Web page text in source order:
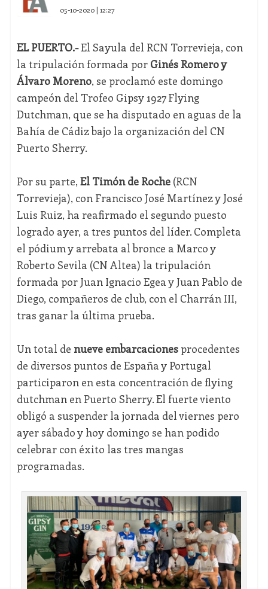
05-10-2020 | 12:27
EL PUERTO.-El Sayula del RCN Torrevieja, con
la tripulación formada por Ginés Romero y
Álvaro Moreno, se proclamó este domingo
campeón del Trofeo Gipsy 1927 Flying
Dutchman, que se ha disputado en aguas de la
Bahía de Cádiz bajo la organización del CN
Puerto Sherry.
Por su parte, El Timón de Roche(RCN
Torrevieja), con Francisco José Martínez y José
Luis Ruiz, ha reafirmado el segundo puesto
logrado ayer, a tres puntos del líder. Completa
el pódium y arrebata al bronce a Marco y
Roberto Sevila (CN Altea) la tripulación
formada por Juan Ignacio Egea y Juan Pablo de
Diego, compañeros de club, con el Charrán III,
tras ganar la última prueba.
Un total de nueve embarcacionesprocedentes
de diversos puntos de España y Portugal
participaron en esta concentración de flying
dutchman en Puerto Sherry. El fuerte viento
obligó a suspender la jornada del viernes pero
ayer sábado y hoy domingo se han podido
celebrar con éxito las tres mangas
programadas.